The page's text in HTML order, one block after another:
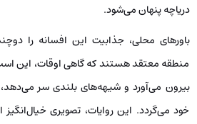
دریاچه پنهان می‌شود.
باورهای محلی، جذابیت این افسانه را
منطقه معتقد هستند که گاهی اوقات، این اسب
بیرون می‌آورد و شیهه‌های بلندی سر
خود می‌گردد. این روایات، تصویری